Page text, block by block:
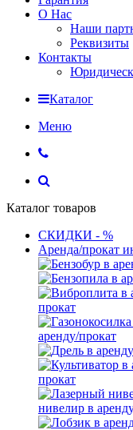
О Нас
Наши
Реквизиты
Контакты
Каталог
Меню
Каталог товаров
СКИДКИ - %
Аренда/прокат
прокат
аренду/прокат
прокат
нивелир в